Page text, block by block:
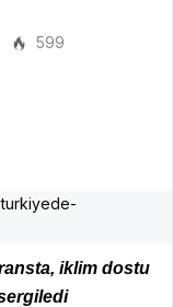
599
iklim dostu